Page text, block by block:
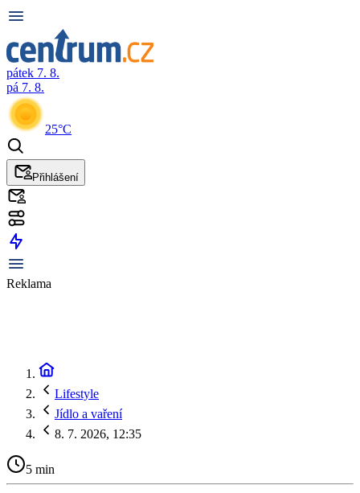
pátek 7. 8.
pá 7. 8.
25°C
Přihlášení
Reklama
Lifestyle
Jídlo a vaření
8. 7. 2026, 12:35
5 min